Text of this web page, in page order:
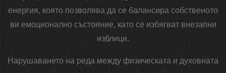
енергия, която позволява да се балансира собственото
ви емоционално състояние, като се избягват внезапни
изблици.
Нарушаването на реда между физическата и духовната